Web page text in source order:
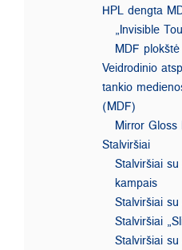
HPL dengta
„Invisible
MDF plokštė
Veidrodinio
tankio
(MDF)
Mirror Gloss
Stalviršiai
Stalviršiai
kampais
Stalviršiai
Stalviršiai
Stalviršiai